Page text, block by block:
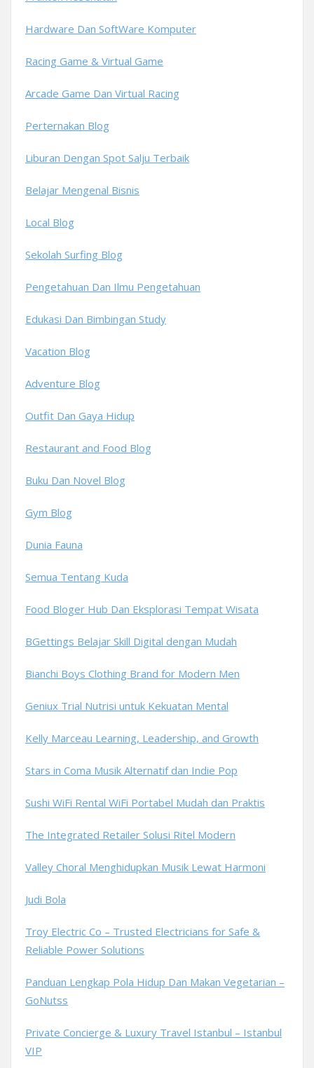
Hardware Dan SoftWare Komputer
Racing Game & Virtual Game
Arcade Game Dan Virtual Racing
Perternakan Blog
Liburan Dengan Spot Salju Terbaik
Belajar Mengenal Bisnis
Local Blog
Sekolah Surfing Blog
Pengetahuan Dan Ilmu Pengetahuan
Edukasi Dan Bimbingan Study
Vacation Blog
Adventure Blog
Outfit Dan Gaya Hidup
Restaurant and Food Blog
Buku Dan Novel Blog
Gym Blog
Dunia Fauna
Semua Tentang Kuda
Food Bloger Hub Dan Eksplorasi Tempat Wisata
BGettings Belajar Skill Digital dengan Mudah
Bianchi Boys Clothing Brand for Modern Men
Geniux Trial Nutrisi untuk Kekuatan Mental
Kelly Marceau Learning, Leadership, and Growth
Stars in Coma Musik Alternatif dan Indie Pop
Sushi WiFi Rental WiFi Portabel Mudah dan Praktis
The Integrated Retailer Solusi Ritel Modern
Valley Choral Menghidupkan Musik Lewat Harmoni
Judi Bola
Troy Electric Co – Trusted Electricians for Safe &
Reliable Power Solutions
Panduan Lengkap Pola Hidup Dan Makan Vegetarian –
GoNutss
Private Concierge & Luxury Travel Istanbul – Istanbul
VIP